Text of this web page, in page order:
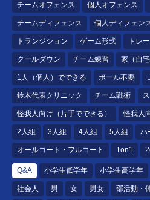
チームオフェンス 個人オフェンス
チームディフェンス 個人ディフェン
トランジション ゲーム形式 トレ
クールダウン チーム練習 家（自
1人（個人）でできる ボール不要
鈴木代表クリニック チーム戦術
怪我人向け（片手でできる） 怪我人
2人組 3人組 4人組 5人組 ハ
オールコート・フルコート 1on1
Q&A 小学生低学年 小学生高学年
社会人 男 女 男女 部活動・